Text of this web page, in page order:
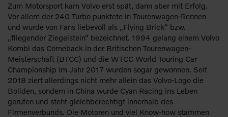
Zum Motorsport kam Volvo erst spät, dann aber mit Erfolg.
Vor allem der 240 Turbo punktete in Tourenwagen-Rennen
und wurde von Fans liebevoll als „Flying Brick“ bzw.
„fliegender Ziegelstein“ bezeichnet. 1994 gelang einem Volvo
Kombi das Comeback in der Britischen Tourenwagen-
Meisterschaft (BTCC) und die WTCC World Touring Car
Championship im Jahr 2017 wurden sogar gewonnen. Seit
2018 ziert allerdings nicht mehr allein das Volvo-Logo die
Boliden, sondern in China wurde Cyan Racing ins Leben
gerufen und steht gleichberechtigt innerhalb des
Firmenverbunds. Die Motoren und viel Know-how stammen